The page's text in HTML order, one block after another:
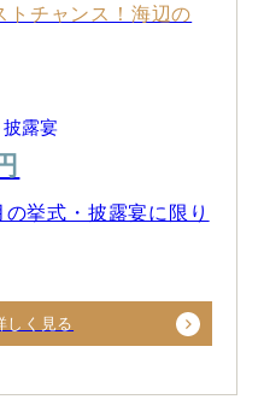
トチャンス！海辺の
披露宴
の挙式・披露宴に限り
しく見る